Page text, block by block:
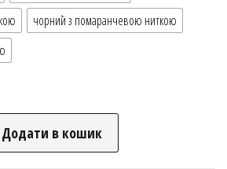
чорний з помаранчевою ниткою
Додати в кошик